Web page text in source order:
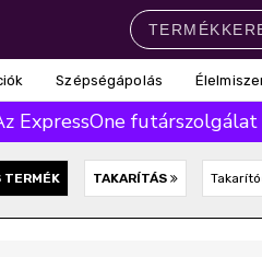
Szépségápolás
ExpressOne
TAKARÍTÁS